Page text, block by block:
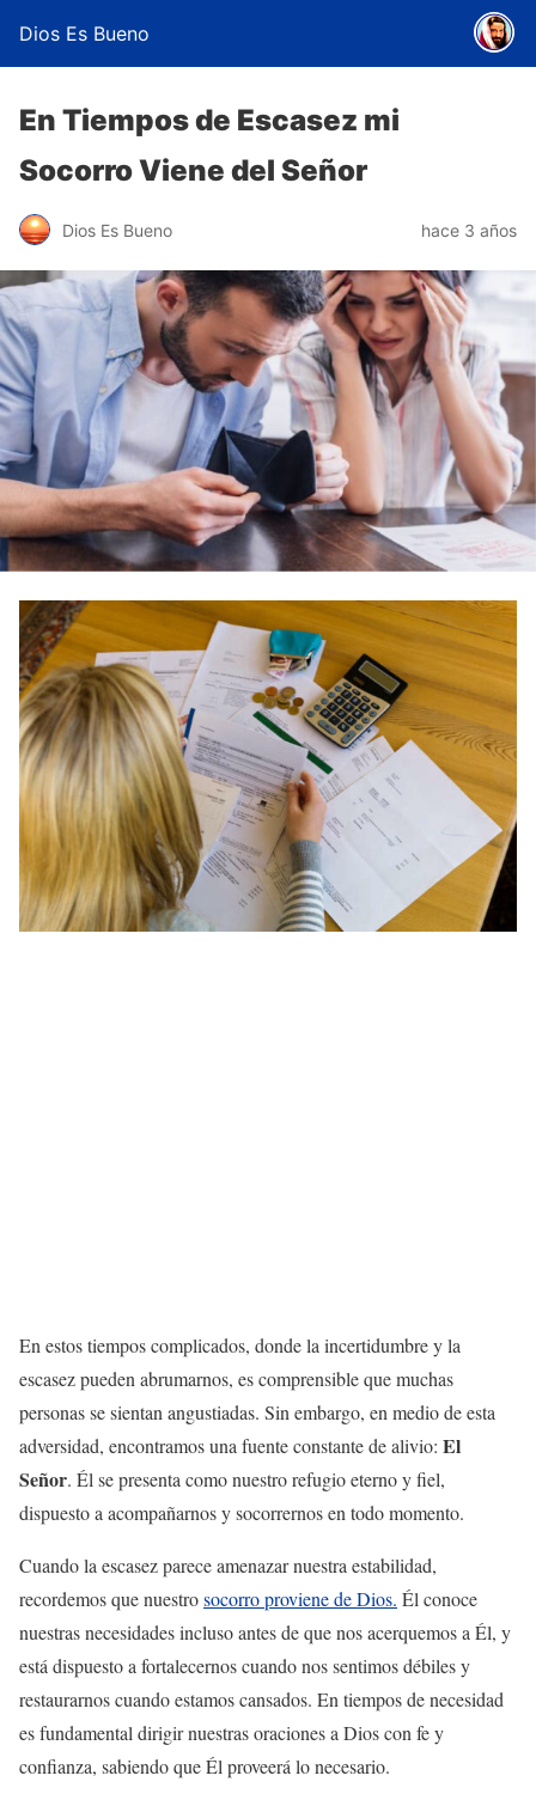
Dios Es Bueno
En Tiempos de Escasez mi
Socorro Viene del Señor
Dios Es Bueno hace 3 años
En estos tiempos complicados, donde la incertidumbre y la
escasez pueden abrumarnos, es comprensible que muchas
personas se sientan angustiadas. Sin embargo, en medio de esta
adversidad, encontramos una fuente constante de alivio: El
Señor. Él se presenta como nuestro refugio eterno y fiel,
dispuesto a acompañarnos y socorrernos en todo momento.
Cuando la escasez parece amenazar nuestra estabilidad,
recordemos que nuestrosocorro proviene de Dios. Él conoce
nuestras necesidades incluso antes de que nos acerquemos a Él, y
está dispuesto a fortalecernos cuando nos sentimos débiles y
restaurarnos cuando estamos cansados. En tiempos de necesidad
es fundamental dirigir nuestras oraciones a Dios con fe y
confianza, sabiendo que Él proveerá lo necesario.